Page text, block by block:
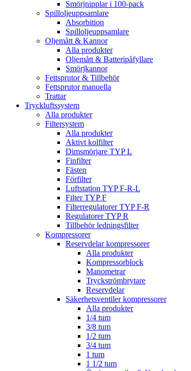
Smörjnipplar i 100-pack
Spilloljeuppsamlare
Absorbition
Spilloljeuppsamlare
Oljemått & Kannor
Alla produkter
Oljemått & Batteripåfyllare
Smörjkannor
Fettsprutor & Tillbehör
Fettsprutor manuella
Trattar
Tryckluftssystem
Alla produkter
Filtersystem
Alla produkter
Aktivt kolfilter
Dimsmörjare TYP L
Finfilter
Fästen
Förfilter
Luftstation TYP F-R-L
Filter TYP F
Filterregulatorer TYP F-R
Regulatorer TYP R
Tillbehör ledningsfilter
Kompressorer
Reservdelar kompressorer
Alla produkter
Kompressorblock
Manometrar
Tryckströmbrytare
Reservdelar
Säkerhetsventiler kompressorer
Alla produkter
1/4 tum
3/8 tum
1/2 tum
3/4 tum
1 tum
1 1/2 tum